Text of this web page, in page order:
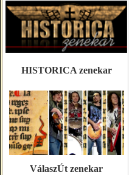
HISTORICA zenekar
VálaszÚt zenekar